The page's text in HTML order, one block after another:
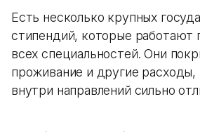
Есть несколько крупных
стипендий, которые работают
всех специальностей. Они
проживание и другие расходы,
внутри направлений сильно